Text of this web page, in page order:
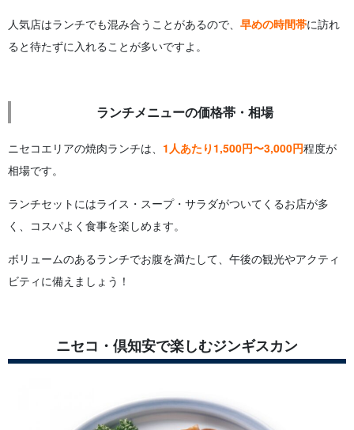
人気店はランチでも混み合うことがあるので、 早めの時間帯に訪れ
ると待たずに入れることが多いですよ。
ランチメニューの価格帯・相場
ニセコエリアの焼肉ランチは、 1人あたり1,500円〜3,000円程度が
相場です。
ランチセットにはライス・スープ・サラダがついてくるお店が多
く、コスパよく食事を楽しめます。
ボリュームのあるランチでお腹を満たして、午後の観光やアクティ
ビティに備えましょう！
ニセコ・倶知安で楽しむジンギスカン